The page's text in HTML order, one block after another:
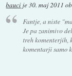
bauci je30. maj 2011
Fantje, a niste
Je pa zanimivo
treh komenterjih,
komentarji samo